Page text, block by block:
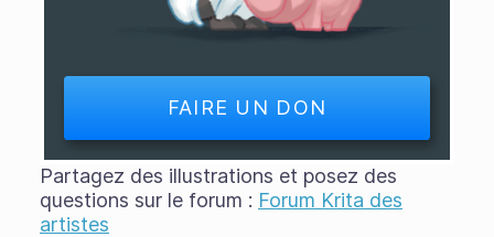
FAIRE UN DON
Partagez des illustrations et posez des
questions sur le forum : Forum Krita des
artistes